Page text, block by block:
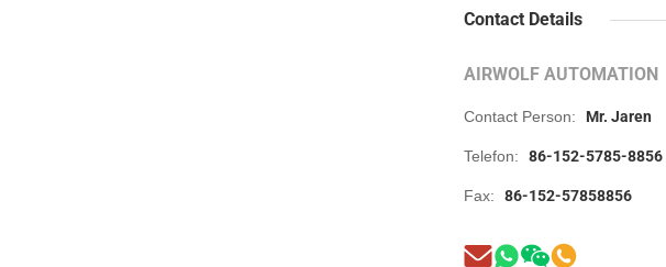
Contact Details
AIRWOLF AUTOMATION
Contact Person: Mr. Jaren
Telefon: 86-152-5785-8856
Fax: 86-152-57858856